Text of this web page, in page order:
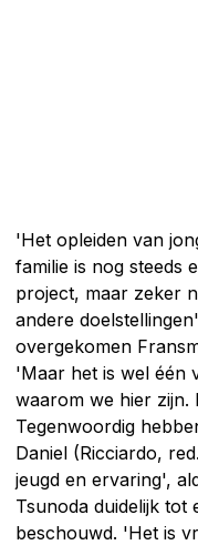
'Het opleiden van
familie is nog steeds
project, maar zeker
andere
overgekomen
'Maar het is wel één
waarom we hier zijn.
Tegenwoordig
Daniel (Ricciardo,
jeugd en ervaring',
Tsunoda duidelijk
beschouwd. 'Het is